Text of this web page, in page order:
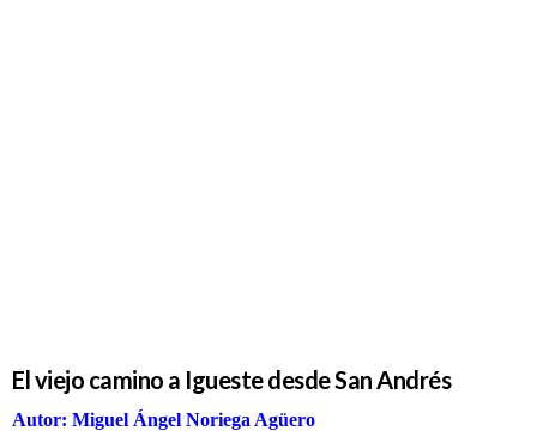
El viejo camino a Igueste desde San Andrés
Autor: Miguel Ángel Noriega Agüero